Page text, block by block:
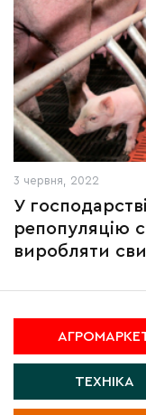
3 червня, 2022
У
репопуляцію
виробляти
ТЕХНІКА